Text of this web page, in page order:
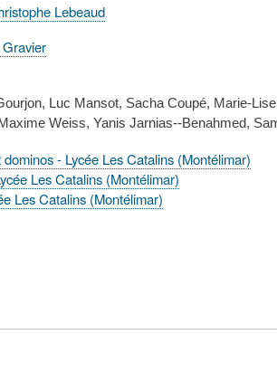
Lebeaud
Luc Mansot, Sacha Coupé, Marie-
Weiss, Yanis Jarnias--Benahmed,
- Lycée Les Catalins (Montélimar)
Les Catalins (Montélimar)
Les Catalins (Montélimar)